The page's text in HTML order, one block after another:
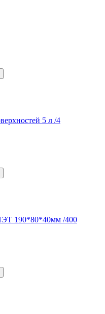
5 л /4
190*80*40мм /400